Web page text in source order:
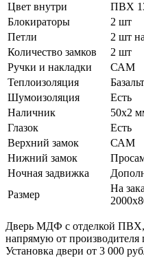
Цвет внутри
ПВХ
Блокираторы
2 шт
Петли
2 шт
Количество замков
2 шт
Ручки и накладки
САМ
Теплоизоляция
Шумоизоляция
Есть
Наличник
50х2
Глазок
Есть
Верхний замок
САМ
Нижний замок
Ночная задвижка
Размер
На
Дверь МДФ с отделкой ПВХ,
напрямую от производителя
Установка двери от 3 000